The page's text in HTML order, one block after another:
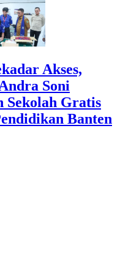
Akses,
Soni
Sekolah Gratis
Banten